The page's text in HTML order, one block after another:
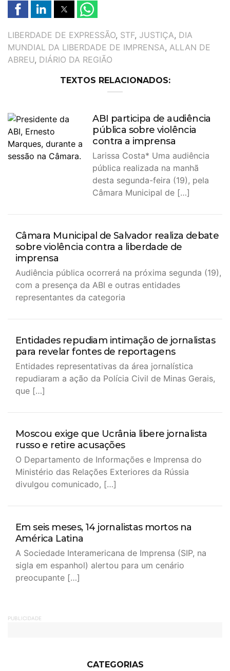
TAGS
LIBERDADE DE EXPRESSÃO, STF, JUSTIÇA, DIA
MUNDIAL DA LIBERDADE DE IMPRENSA, ALLAN DE
ABREU, DIÁRIO DA REGIÃO
TEXTOS RELACIONADOS:
ABI participa de audiência
pública sobre violência
contra a imprensa
Larissa Costa* Uma audiência
pública realizada na manhã
desta segunda-feira (19), pela
Câmara Municipal de […]
Câmara Municipal de Salvador realiza debate
sobre violência contra a liberdade de
imprensa
Audiência pública ocorrerá na próxima segunda (19),
com a presença da ABI e outras entidades
representantes da categoria
Entidades repudiam intimação de jornalistas
para revelar fontes de reportagens
Entidades representativas da área jornalística
repudiaram a ação da Polícia Civil de Minas Gerais,
que […]
Moscou exige que Ucrânia libere jornalista
russo e retire acusações
O Departamento de Informações e Imprensa do
Ministério das Relações Exteriores da Rússia
divulgou comunicado, […]
Em seis meses, 14 jornalistas mortos na
América Latina
A Sociedade Interamericana de Imprensa (SIP, na
sigla em espanhol) alertou para um cenário
preocupante […]
PUBLICIDADE
CATEGORIAS